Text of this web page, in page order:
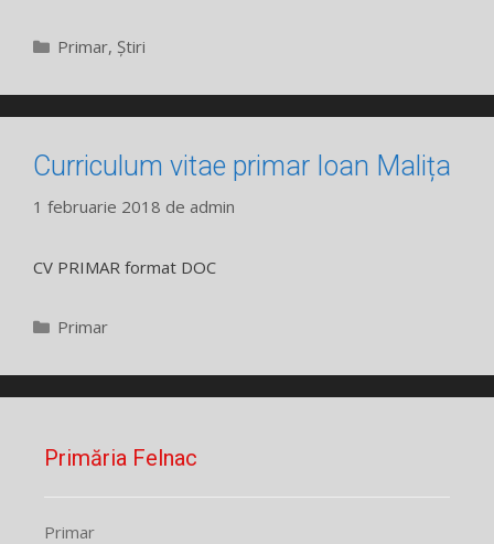
Categorii
Primar, Știri
Curriculum vitae primar Ioan Malița
1 februarie 2018 de admin
CV PRIMAR format DOC
Categorii
Primar
Primăria Felnac
Primar